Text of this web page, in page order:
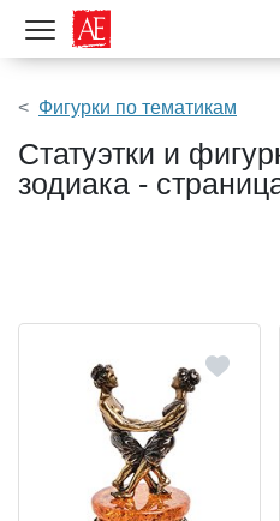
Показать меню
Фигурки по тематикам
Статуэтки и
зодиака -